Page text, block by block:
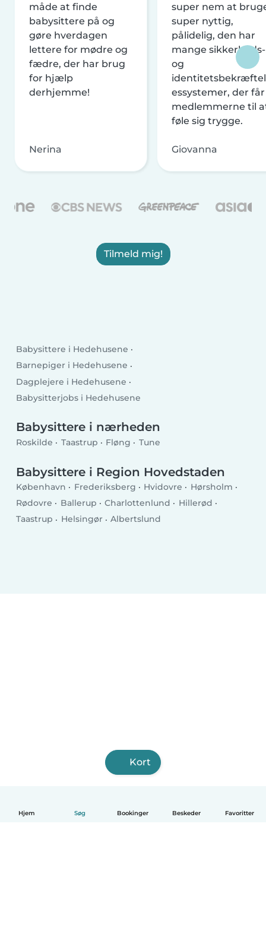
Hjem Søg Bookinger Beskeder Favoritter
måde at finde
babysittere på og
gøre hverdagen
lettere for mødre og
fædre, der har brug
for hjælp
derhjemme!
Nerina
super nem at
super nyttig,
pålidelig, den har
mange sikkerheds-
og
essystemer, der får
medlemmerne til
føle sig trygge.
Giovanna
Tilmeld mig!
Babysittere i Hedehusene
Barnepiger i Hedehusene
Dagplejere i Hedehusene
Babysitterjobs i Hedehusene
Babysittere i nærheden
Roskilde Taastrup Fløng Tune
Babysittere i Region Hovedstaden
København Frederiksberg Hvidovre
Hørsholm
Rødovre
Ballerup Charlottenlund
Hillerød
Taastrup
Helsingør Albertslund
Kort